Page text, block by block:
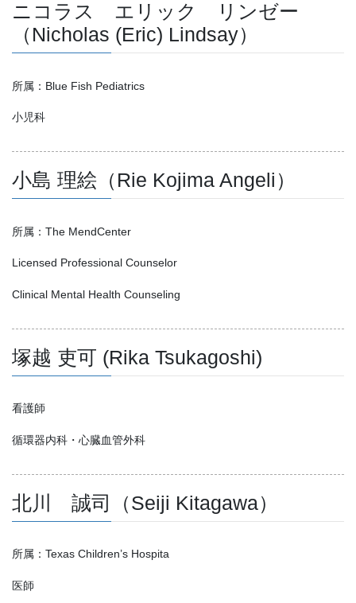
ニコラス エリック リンゼー
（Nicholas (Eric) Lindsay）
所属：Blue Fish Pediatrics
小児科
小島 理絵（Rie Kojima Angeli）
所属：The MendCenter
Licensed Professional Counselor
Clinical Mental Health Counseling
塚越 吏可 (Rika Tsukagoshi)
看護師
循環器内科・心臓血管外科
北川 誠司（Seiji Kitagawa）
所属：Texas Children’s Hospita
医師